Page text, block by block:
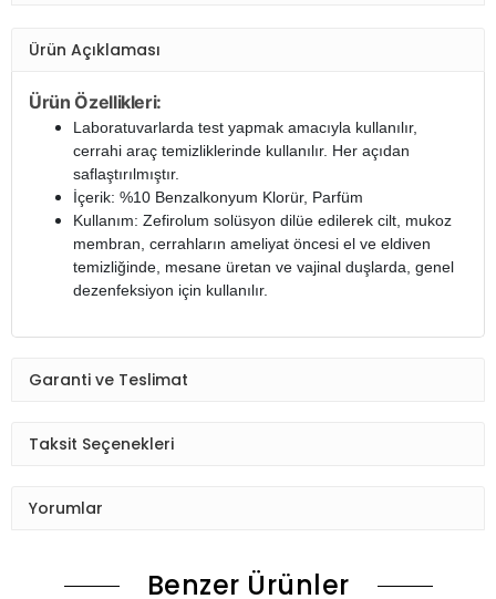
Ürün Açıklaması
Ürün Özellikleri:
Laboratuvarlarda test yapmak amacıyla kullanılır,
cerrahi araç temizliklerinde kullanılır. Her açıdan
saflaştırılmıştır.
İçerik: %10 Benzalkonyum Klorür, Parfüm
Kullanım: Zefirolum solüsyon dilüe edilerek cilt, mukoz
membran, cerrahların ameliyat öncesi el ve eldiven
temizliğinde, mesane üretan ve vajinal duşlarda, genel
dezenfeksiyon için kullanılır.​
Garanti ve Teslimat
Taksit Seçenekleri
Yorumlar
Benzer Ürünler